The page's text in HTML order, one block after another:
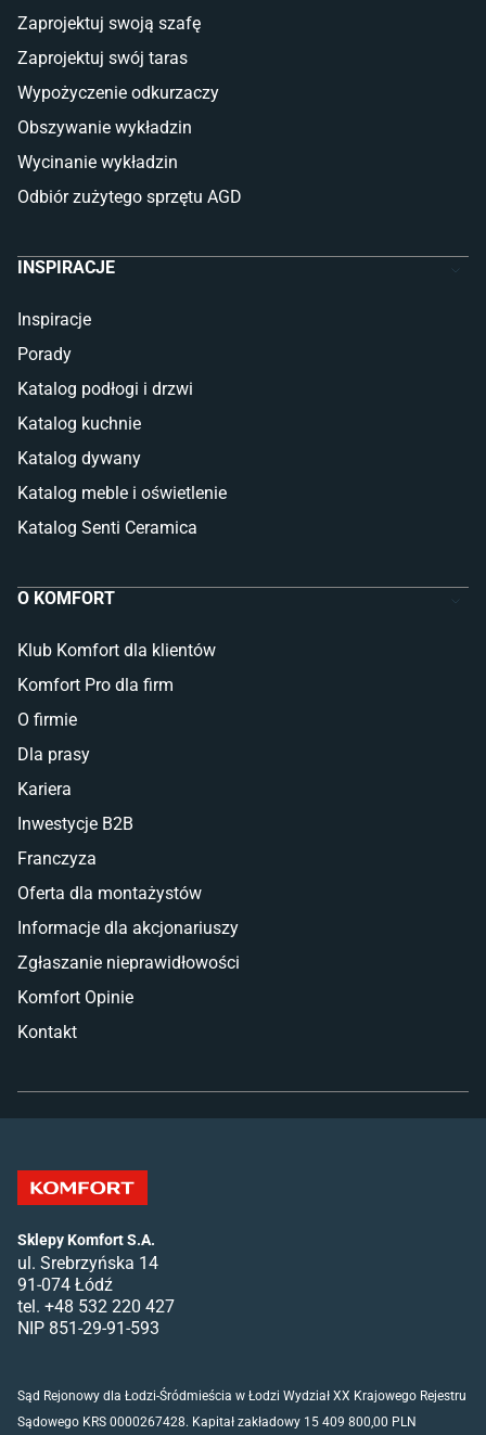
Płytki
Płytki Cersanit
Płytki wielkoformatowe
Glazura
Płytki marmurowe
Zaprojektuj swoją szafę
Zaprojektuj swój taras
Wypożyczenie odkurzaczy
Obszywanie wykładzin
Wycinanie wykładzin
Odbiór zużytego sprzętu AGD
INSPIRACJE
Inspiracje
Porady
Katalog podłogi i drzwi
Katalog kuchnie
Katalog dywany
Katalog meble i oświetlenie
Katalog Senti Ceramica
O KOMFORT
Klub Komfort dla klientów
Komfort Pro dla firm
O firmie
Dla prasy
Kariera
Inwestycje B2B
Franczyza
Oferta dla montażystów
Informacje dla akcjonariuszy
Zgłaszanie nieprawidłowości
Komfort Opinie
Kontakt
Sklepy Komfort S.A.
ul. Srebrzyńska 14
91-074 Łódź
tel. +48 532 220 427
NIP 851-29-91-593
Sąd Rejonowy dla Łodzi-Śródmieścia w Łodzi Wydział XX Krajowego Rejestru
Sądowego KRS 0000267428. Kapitał zakładowy 15 409 800,00 PLN